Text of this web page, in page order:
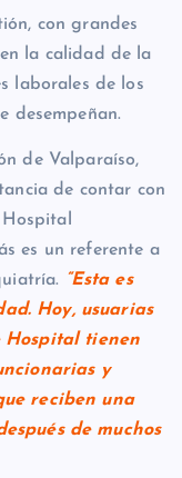
con grandes
la calidad de la
laborales de los
desempeñan.
de Valparaíso,
de contar con
es un referente a
“Esta es
Hoy, usuarias
Hospital tienen
y
reciben una
de muchos